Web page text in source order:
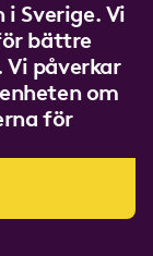
Sverige. Vi
bättre
påverkar
om
för